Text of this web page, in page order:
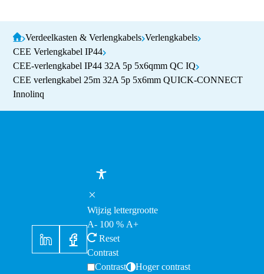
Verdeelkasten & Verlengkabels Verlengkabels
CEE Verlengkabel IP44
CEE-verlengkabel IP44 32A 5p 5x6qmm QC IQ
CEE verlengkabel 25m 32A 5p 5x6mm QUICK-CONNECT
Innolinq
Wijzig lettergrootte
A- 100 % A+
Reset
Contrast
Contrast
Hoger contrast